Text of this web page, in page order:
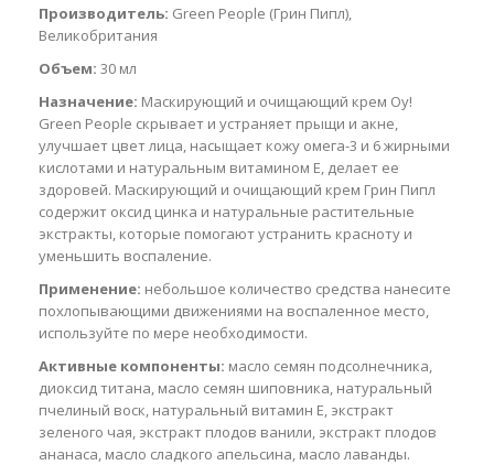
Производитель: Green People (Грин Пипл),
Великобритания
Объем: 30 мл
Назначение: Маскирующий и очищающий крем Oy!
Green People скрывает и устраняет прыщи и акне,
улучшает цвет лица, насыщает кожу омега-3 и 6 жирными
кислотами и натуральным витамином Е, делает ее
здоровей. Маскирующий и очищающий крем Грин Пипл
содержит оксид цинка и натуральные растительные
экстракты, которые помогают устранить красноту и
уменьшить воспаление.
Применение: небольшое количество средства нанесите
похлопывающими движениями на воспаленное место,
используйте по мере необходимости.
Активные компоненты: масло семян подсолнечника,
диоксид титана, масло семян шиповника, натуральный
пчелиный воск, натуральный витамин Е, экстракт
зеленого чая, экстракт плодов ванили, экстракт плодов
ананаса, масло сладкого апельсина, масло лаванды.